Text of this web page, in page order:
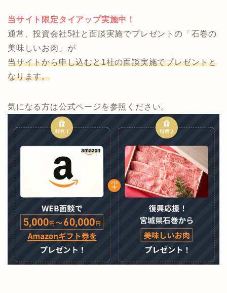
今なら「Amazonギフト」、「石巻の美味しいお肉」が
もらえます。
当サイトから申し込むと1社の面談実施でプレゼントと
なります。
気になる方は公式ページを参照ください。